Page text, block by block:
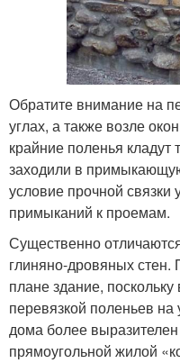
Обратите внимание на
углах, а также возле
крайние поленья
заходили в
условие прочной связки
примыканий к проемам.
Существенно
глиняно-дровяных стен.
плане здание,
перевязкой поленьев
дома более
прямоугольной жилой